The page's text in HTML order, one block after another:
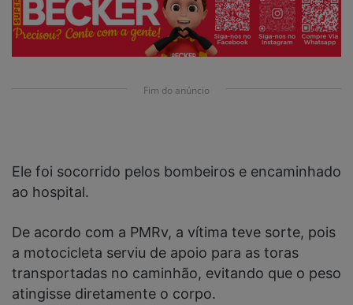
Fim do anúncio
Ele foi socorrido pelos bombeiros e encaminhado
ao hospital.
De acordo com a PMRv, a vítima teve sorte, pois
a motocicleta serviu de apoio para as toras
transportadas no caminhão, evitando que o peso
atingisse diretamente o corpo.